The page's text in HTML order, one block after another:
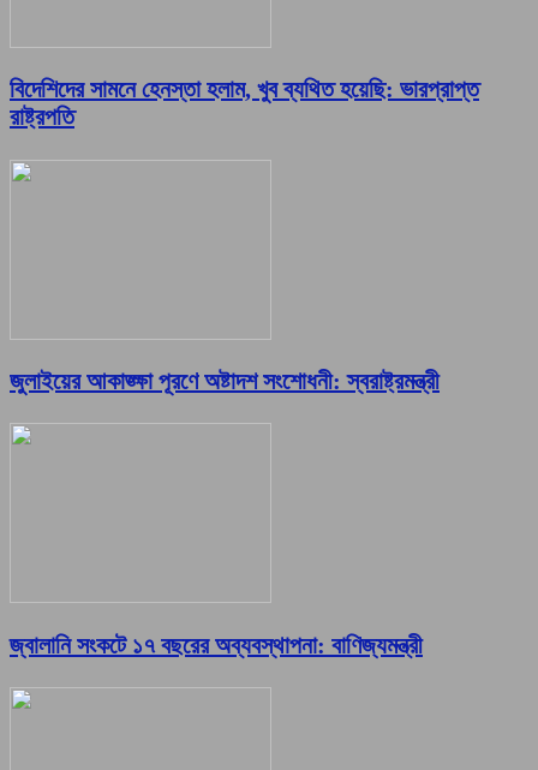
বিদেশিদের সামনে হেনস্তা হলাম, খুব ব্যথিত হয়েছি: ভারপ্রাপ্ত
রাষ্ট্রপতি
জুলাইয়ের আকাঙ্ক্ষা পূরণে অষ্টাদশ সংশোধনী: স্বরাষ্ট্রমন্ত্রী
জ্বালানি সংকটে ১৭ বছরের অব্যবস্থাপনা: বাণিজ্যমন্ত্রী